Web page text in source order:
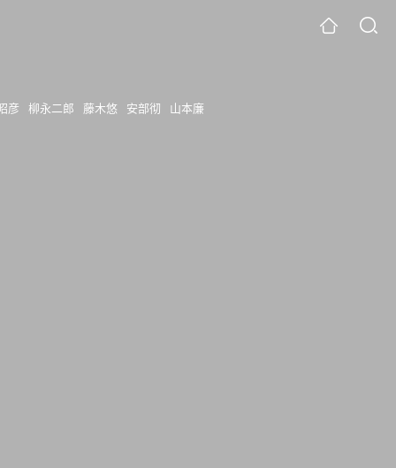
彦 柳永二郎 藤木悠 安部彻 山本廉